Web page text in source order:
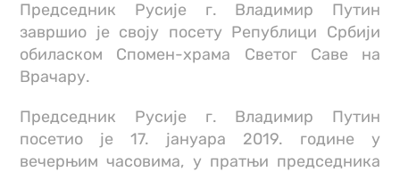
Председник Русије г. Владимир Путин
завршио је своју посету Републици Србији
обиласком Спомен-храма Светог Саве на
Врачару.
Председник Русије г. Владимир Путин
посетио је 17. јануара 2019. године у
вечерњим часовима, у пратњи председника